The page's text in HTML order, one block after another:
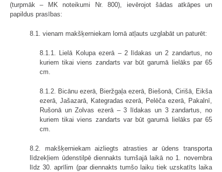
(turpmāk – MK noteikumi Nr. 800), ievērojot šādas atkāpes un
papildus prasības:
8.1. vienam makšķerniekam lomā atļauts uzglabāt un paturēt:
8.1.1. Lielā Kolupa ezerā – 2 līdakas un 2 zandartus, no
kuriem tikai viens zandarts var būt garumā lielāks par 65
cm.
8.1.2. Bicānu ezerā, Bieržgaļa ezerā, Biešonā, Cirišā, Eikša
ezerā, Jašazarā, Kategradas ezerā, Pelēča ezerā, Pakalnī,
Rušonā un Zolvas ezerā – 3 līdakas un 3 zandartus, no
kuriem tikai viens zandarts var būt garumā lielāks par 65
cm.
8.2. makšķerniekam aizliegts atrasties ar ūdens transporta
līdzekļiem ūdenstilpē diennakts tumšajā laikā no 1. novembra
līdz 30. aprīlim (par diennakts tumšo laiku tiek uzskatīts laika